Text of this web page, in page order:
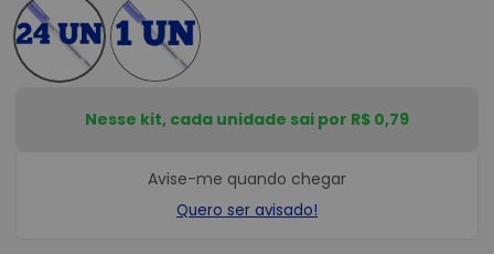
Avise-me quando chegar
Quero ser avisado!
Nesse kit, cada unidade sai por R$ 0,79